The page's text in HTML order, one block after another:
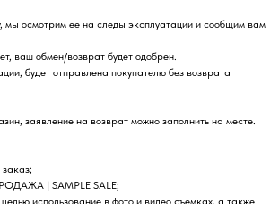
мы осмотрим ее на следы эксплуатации и сообщим вам
ваш обмен/возврат будет одобрен.
будет отправлена покупателю без возврата
заявление на возврат можно заполнить на месте.
| SAMPLE SALE;
использование в фото и видео съемках, а также